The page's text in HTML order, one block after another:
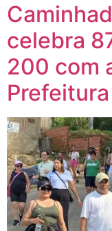
celebra
200 com